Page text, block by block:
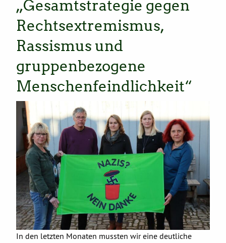
„Gesamtstrategie gegen
Rechtsextremismus,
Rassismus und
gruppenbezogene
Menschenfeindlichkeit“
In den letzten Monaten mussten wir eine deutliche